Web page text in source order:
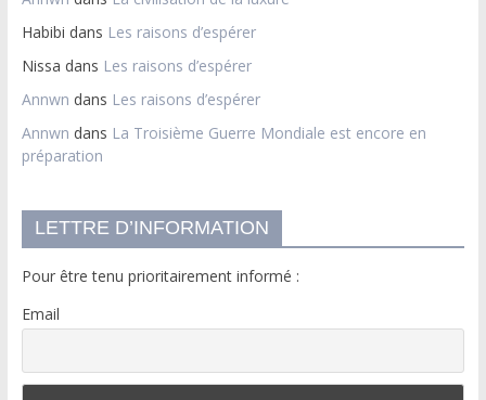
Habibi dans Les raisons d’espérer
Nissa dans Les raisons d’espérer
Annwn dans Les raisons d’espérer
Annwn dans La Troisième Guerre Mondiale est encore en
préparation
LETTRE D’INFORMATION
Pour être tenu prioritairement informé :
Email